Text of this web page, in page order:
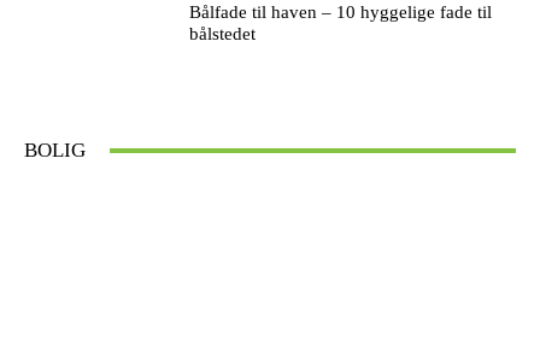
Bålfade til haven – 10 hyggelige fade til
bålstedet
BOLIG